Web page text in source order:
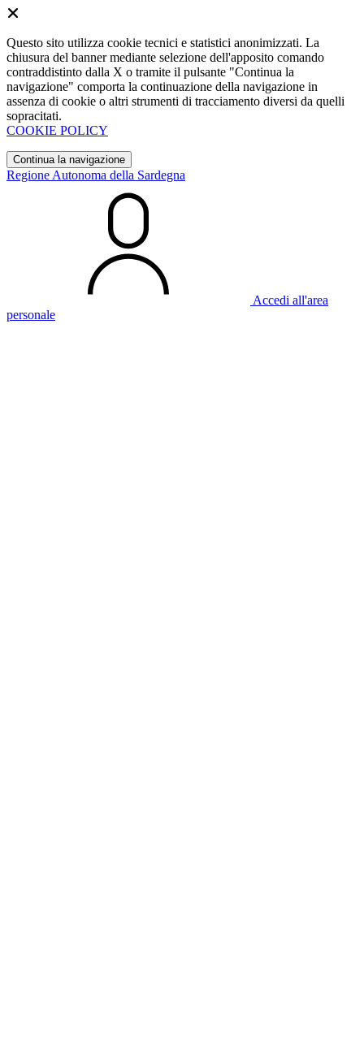
Questo sito utilizza cookie tecnici e statistici anonimizzati. La
chiusura del banner mediante selezione dell'apposito comando
contraddistinto dalla X o tramite il pulsante "Continua la
navigazione" comporta la continuazione della navigazione in
assenza di cookie o altri strumenti di tracciamento diversi da quelli
sopracitati.
COOKIE POLICY
Continua la navigazione
Regione Autonoma della Sardegna
Accedi all'area
personale